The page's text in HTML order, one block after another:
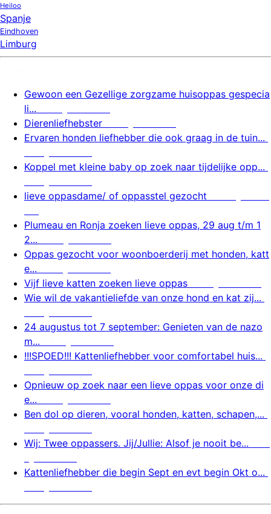
Heiloo
Spanje
Eindhoven
Limburg
Gewoon een Gezellige zorgzame huisoppas gespecia
li...
Dierenliefhebster
Ervaren honden liefhebber die ook graag in de tuin...
Koppel met kleine baby op zoek naar tijdelijke opp...
lieve oppasdame/ of oppasstel gezocht
Plumeau en Ronja zoeken lieve oppas, 29 aug t/m 1
2...
Oppas gezocht voor woonboerderij met honden, katt
e...
Vijf lieve katten zoeken lieve oppas
Wie wil de vakantieliefde van onze hond en kat zij...
24 augustus tot 7 september: Genieten van de nazo
m...
!!!SPOED!!! Kattenliefhebber voor comfortabel huis...
Opnieuw op zoek naar een lieve oppas voor onze di
e...
Ben dol op dieren, vooral honden, katten, schapen,...
Wij: Twee oppassers. Jij/Jullie: Alsof je nooit be...
Kattenliefhebber die begin Sept en evt begin Okt o...